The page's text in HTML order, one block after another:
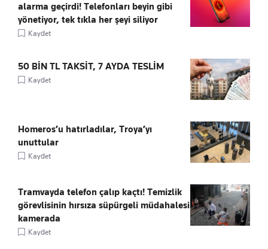
alarma geçirdi! Telefonları beyin gibi
yönetiyor, tek tıkla her şeyi siliyor
Kaydet
50 BİN TL TAKSİT, 7 AYDA TESLİM
Kaydet
Homeros’u hatırladılar, Troya’yı
unuttular
Kaydet
Tramvayda telefon çalıp kaçtı! Temizlik
görevlisinin hırsıza süpürgeli müdahalesi
kamerada
Kaydet